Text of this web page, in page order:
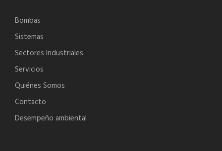
Bombas
Sistemas
Sectores Industriales
Servicios
Quiénes Somos
Contacto
Desempeño ambiental